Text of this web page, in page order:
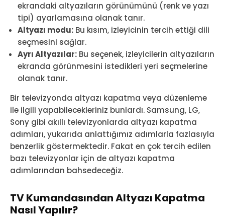
ekrandaki altyazıların görünümünü (renk ve yazı
tipi) ayarlamasına olanak tanır.
Altyazı modu: Bu kısım, izleyicinin tercih ettiği dili
seçmesini sağlar.
Ayrı Altyazılar: Bu seçenek, izleyicilerin altyazıların
ekranda görünmesini istedikleri yeri seçmelerine
olanak tanır.
Bir televizyonda altyazı kapatma veya düzenleme
ile ilgili yapabilecekleriniz bunlardı. Samsung, LG,
Sony gibi akıllı televizyonlarda altyazı kapatma
adımları, yukarıda anlattığımız adımlarla fazlasıyla
benzerlik göstermektedir. Fakat en çok tercih edilen
bazı televizyonlar için de altyazı kapatma
adımlarından bahsedeceğiz.
TV Kumandasından Altyazı Kapatma
Nasıl Yapılır?